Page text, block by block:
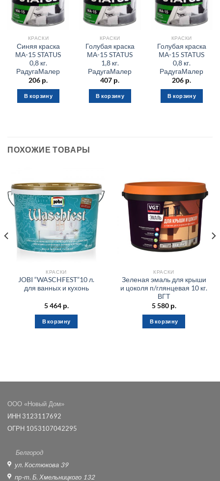
КРАСКИ
Синяя краска
МА-15 STATUS
0,8 кг.
РадугаМалер
206 р.
В корзину
КРАСКИ
Голубая краска
МА-15 STATUS
1,8 кг.
РадугаМалер
407 р.
В корзину
КРАСКИ
Голубая краска
МА-15 STATUS
0,8 кг.
РадугаМалер
206 р.
В корзину
ПОХОЖИЕ ТОВАРЫ
КРАСКИ
JOBI “WASCHFEST”10 л.
для ванных и кухонь
5 464 р.
В корзину
КРАСКИ
Зеленая эмаль для крыши
и цоколя п/глянцевая 10 кг.
ВГТ
5 580 р.
В корзину
ООО «Новый Дом»
ИНН 3123117692
ОГРН 1053107042295
Белгород
ул. Костюкова 39
пр-т. Б. Хмельницкого 132